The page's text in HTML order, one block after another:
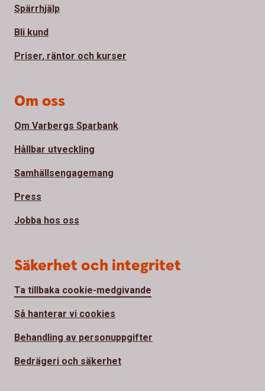
Spärrhjälp
Bli kund
Priser, räntor och kurser
Om oss
Om Varbergs Sparbank
Hållbar utveckling
Samhällsengagemang
Press
Jobba hos oss
Säkerhet och integritet
Ta tillbaka cookie-medgivande
Så hanterar vi cookies
Behandling av personuppgifter
Bedrägeri och säkerhet